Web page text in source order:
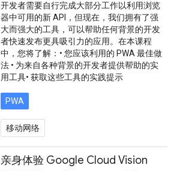
开发者需要自行完成大部分工作以利用浏览
器中可用的新 API，但现在，我们拥有了强
大而强大的工具，可以帮助任何背景的开发
者快速发布更具吸引力的应用。在本课程
中，您将了解：• 您应该利用的 PWA 最佳做
法 • 为来自各种背景的开发者提供帮助的实
用工具• 获取这些工具的实践提示
PWA
移动网络
亲身体验 Google Cloud Vision